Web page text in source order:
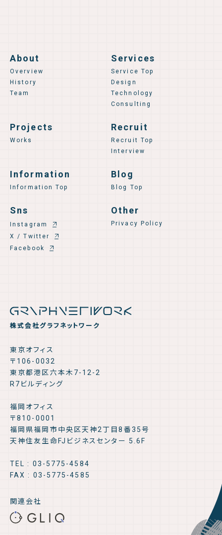
株式会社グラフネットワーク
東京オフィス
〒106-0032
東京都港区六本木7-12-2
R7ビルディング
福岡オフィス
〒810-0001
福岡県福岡市中央区天神2丁目8番35号
天神住友生命FJビジネスセンター 5.6F
TEL : 03-5775-4584
FAX : 03-5775-4585
関連会社
About
Overview
History
Team
Services
Service Top
Design
Technology
Consulting
Projects
Works
Recruit
Recruit Top
Interview
Information
Information Top
Blog
Blog Top
Sns
Instagram
X / Twitter
Facebook
Other
Privacy Policy